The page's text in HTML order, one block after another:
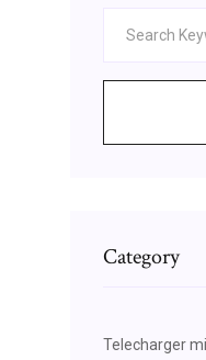
Category
Telecharger